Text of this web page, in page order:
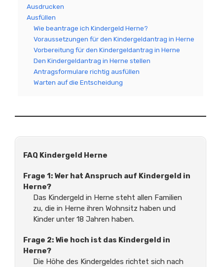
Ausdrucken
Ausfüllen
Wie beantrage ich Kindergeld Herne?
Voraussetzungen für den Kindergeldantrag in Herne
Vorbereitung für den Kindergeldantrag in Herne
Den Kindergeldantrag in Herne stellen
Antragsformulare richtig ausfüllen
Warten auf die Entscheidung
FAQ Kindergeld Herne
Frage 1: Wer hat Anspruch auf Kindergeld in
Herne?
Das Kindergeld in Herne steht allen Familien
zu, die in Herne ihren Wohnsitz haben und
Kinder unter 18 Jahren haben.
Frage 2: Wie hoch ist das Kindergeld in
Herne?
Die Höhe des Kindergeldes richtet sich nach